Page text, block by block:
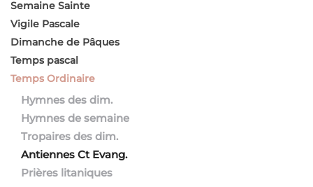
Semaine Sainte
Vigile Pascale
Dimanche de Pâques
Temps pascal
Temps Ordinaire
Hymnes des dim.
Hymnes de semaine
Tropaires des dim.
Antiennes Ct Evang.
Prières litaniques